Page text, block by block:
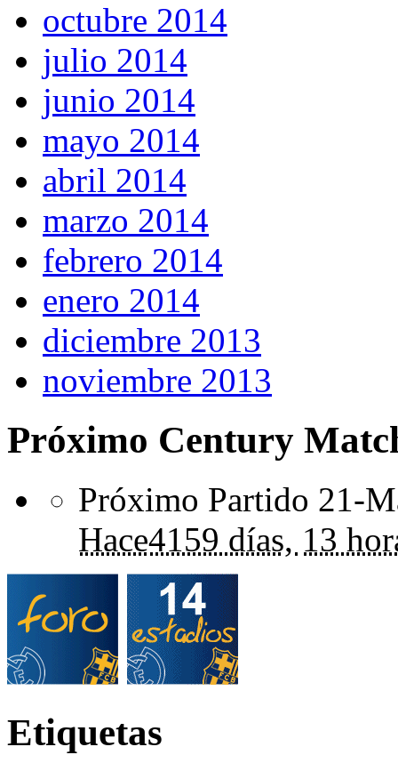
octubre 2014
julio 2014
junio 2014
mayo 2014
abril 2014
marzo 2014
febrero 2014
enero 2014
diciembre 2013
noviembre 2013
Próximo Century
Próximo Partido 21-
Hace4159 días, 13
Etiquetas